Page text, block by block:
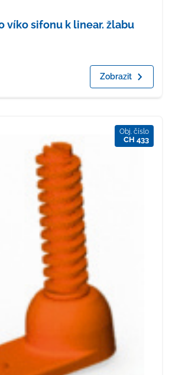
víko sifonu k linear. žlabu
Zobrazit
Obj. číslo
CH 433